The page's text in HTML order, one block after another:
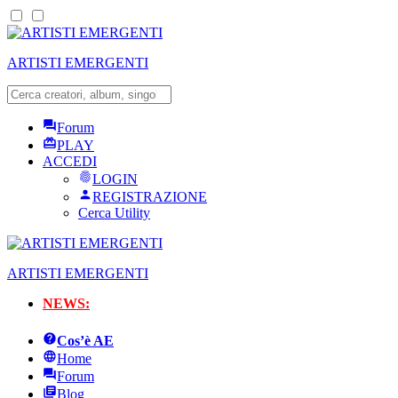
ARTISTI EMERGENTI
Forum
PLAY
ACCEDI
LOGIN
REGISTRAZIONE
Cerca Utility
ARTISTI EMERGENTI
NEWS:
Cos’è AE
Home
Forum
Blog